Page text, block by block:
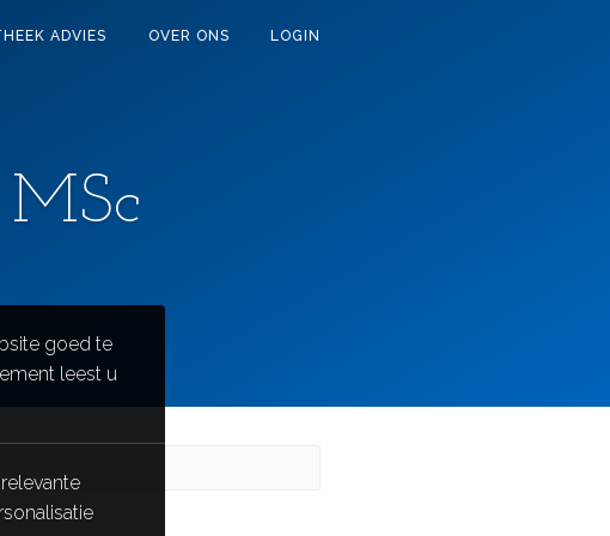
ADVIES OVER ONS LOGIN
goed te
leest u